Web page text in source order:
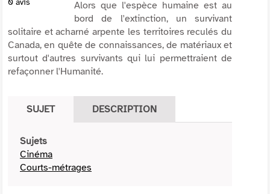
Alors que l'espèce humaine est au
bord de l'extinction, un survivant
solitaire et acharné arpente les territoires reculés du
Canada, en quête de connaissances, de matériaux et
surtout d'autres survivants qui lui permettraient de
refaçonner l'Humanité.
SUJET DESCRIPTION
Sujets
Cinéma
Courts-métrages